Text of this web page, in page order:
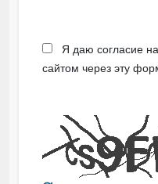
Я даю согласие
сайтом через эту